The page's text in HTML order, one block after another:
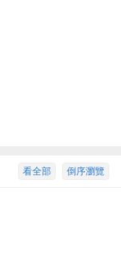
倒序瀏覽
看全部